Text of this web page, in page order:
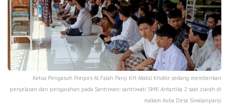
Ketua Pengasuh Ponpes Al Falah Panji KH Abdul Khobir sedang memberikan
penjelasan dan pengarahan pada Santriwan-santriwati SMK Antartika 2 saat ziarah di
makam Aulia Desa Siwalanpanji